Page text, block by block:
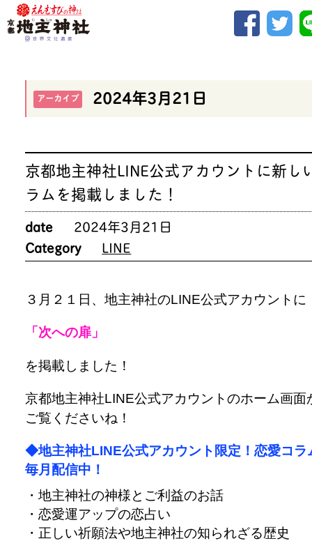
アーカイブ 2024年3月21日
京都地主神社LINE公式アカウントに新し
ラムを掲載しました！
date
2024年3月21日
Category
LINE
３月２１日、地主神社のLINE公式アカウントに
「次への扉」
を掲載しました！
京都地主神社LINE公式アカウントのホーム画面
ご覧くださいね！
◆地主神社LINE公式アカウント限定！恋愛コラ
毎月配信中！
・地主神社の神様とご利益のお話
・恋愛運アップの恋占い
・正しい祈願法や地主神社の知られざる歴史